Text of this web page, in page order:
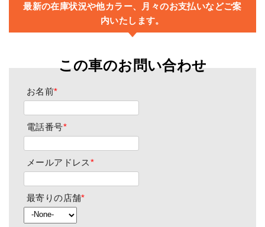
最新の在庫状況や他カラー、月々のお支払いなどご案
内いたします。
この車のお問い合わせ
お名前*
電話番号*
メールアドレス*
最寄りの店舗*